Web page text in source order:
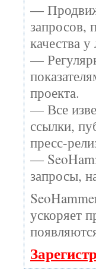
—
запросов,
качества
—
проекта.
— Все
ссылки,
пресс-
—
запросы,
ускоряет